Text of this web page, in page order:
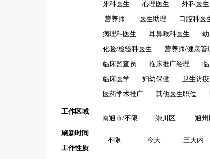
牙科医生 心理医生 外科医生
营养师 医生助理 口腔科医
病理科医生 耳鼻喉科医生
化验/检验科医生 营养师/健康管
临床监查员 临床推广经理
临床医学 妇幼保健 卫生防疫
医药学术推广 其他医生职位
工作区域
南通市/不限
崇川区 通州
刷新时间
不限
今天 三天内
工作性质